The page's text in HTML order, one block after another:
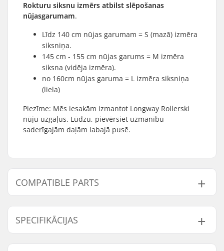
Rokturu siksnu izmērs atbilst slēpošanas
nūjasgarumam.
Līdz 140 cm nūjas garumam = S (mazā) izmēra
siksniņa.
145 cm - 155 cm nūjas garums = M izmēra
siksna (vidēja izmēra).
no 160cm nūjas garuma = L izmēra siksniņa
(liela)
Piezīme: Mēs iesakām izmantot Longway Rollerski
nūju uzgaļus. Lūdzu, pievērsiet uzmanību
saderīgajām daļām labajā pusē.
COMPATIBLE PARTS
Find products compatible with Longway 50% Carbon
Distanču Slēpošanas Nūjas:
SPECIFIKĀCIJAS
Uzgaļa diametrs: 10mm